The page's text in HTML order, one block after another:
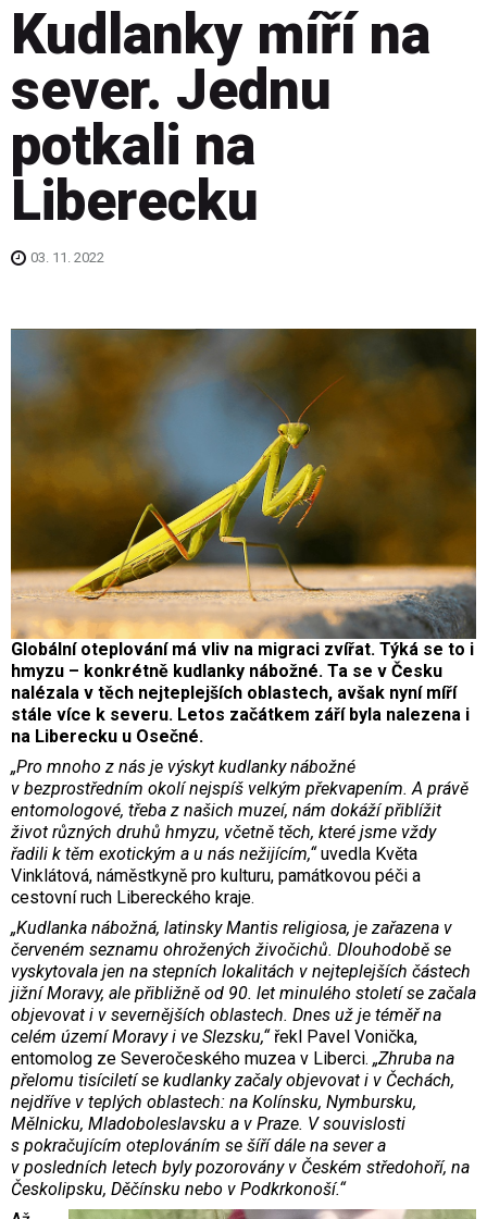
Kudlanky míří na
sever. Jednu
potkali na
Liberecku
03. 11. 2022
Globální oteplování má vliv na migraci zvířat. Týká se to i
hmyzu – konkrétně kudlanky nábožné. Ta se v Česku
nalézala v těch nejteplejších oblastech, avšak nyní míří
stále více k severu. Letos začátkem září byla nalezena i
na Liberecku u Osečné.
„Pro mnoho z nás je výskyt kudlanky nábožné
v bezprostředním okolí nejspíš velkým překvapením. A právě
entomologové, třeba z našich muzeí, nám dokáží přiblížit
život různých druhů hmyzu, včetně těch, které jsme vždy
řadili k těm exotickým a u nás nežijícím,“uvedla Květa
Vinklátová, náměstkyně pro kulturu, památkovou péči a
cestovní ruch Libereckého kraje.
„Kudlanka nábožná, latinsky Mantis religiosa, je zařazena v
červeném seznamu ohrožených živočichů. Dlouhodobě se
vyskytovala jen na stepních lokalitách v nejteplejších částech
jižní Moravy, ale přibližně od 90. let minulého století se začala
objevovat i v severnějších oblastech. Dnes už je téměř na
celém území Moravy i ve Slezsku,“řekl Pavel Vonička,
entomolog ze Severočeského muzea v Liberci. „Zhruba na
přelomu tisíciletí se kudlanky začaly objevovat i v Čechách,
nejdříve v teplých oblastech: na Kolínsku, Nymbursku,
Mělnicku, Mladoboleslavsku a v Praze. V souvislosti
s pokračujícím oteplováním se šíří dále na sever a
v posledních letech byly pozorovány v Českém středohoří, na
Českolipsku, Děčínsku nebo v Podkrkonoší.“